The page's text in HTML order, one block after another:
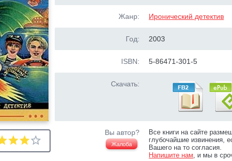
Жанр: Иронический детектив
Год: 2003
ISBN: 5-86471-301-5
Скачать:
Вы автор?
Жалоба
Все книги на сайте
глубочайшие извинения,
Вашего на то согласия.
Напишите нам, и мы в